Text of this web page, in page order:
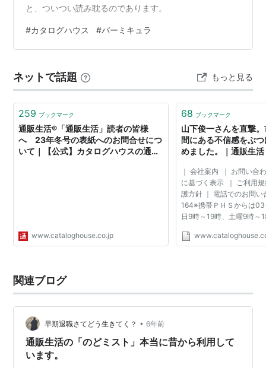
と、ついつい読み耽るのであります。
#カタログハウス #バーミキュラ
ネットで話題 もっと見る
259 ブックマーク
通販生活®「通販生活」読者の皆様
へ 23年冬号の表紙へのお問合せにつ
いて｜【公式】カタログハウスの通販
www.cataloghouse.co.jp
68 ブックマーク
山下俊一さんを直撃
間にある不信感をぶ
めました。｜通販生
｜ 会社案内 ｜ お問い合
に基づく表示 ｜ ご利用
護方針 ｜ 電話でのお問
164※携帯ＰＨＳからは
日9時～19時、土曜9時～
CATALOGHOUSE LTD.
関連ブログ
早期退職さてどう生きてく？ • 6年前
通販生活の「のどミスト」本当に昔から利用して
います。